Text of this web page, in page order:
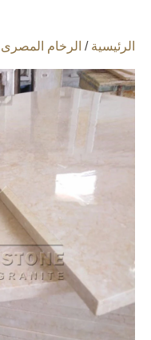
الرئيسية / الرخام المصرى